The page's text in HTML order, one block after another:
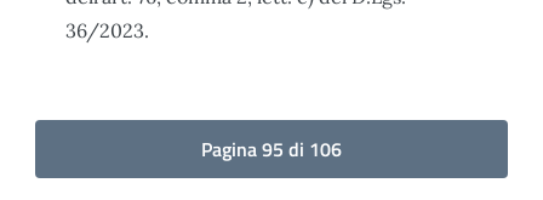
36/2023.
Pagina 95 di 106